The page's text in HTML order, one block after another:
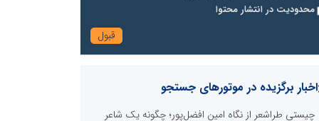
محدودیت در انتشار محتوا
اخبار برگزیده در موتورهای جستجو
چیستی طراشعر از نگاه امین افضل‌پور؛ چگونه یک شاعر